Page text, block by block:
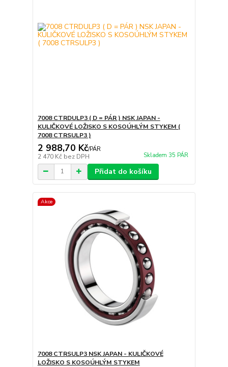
7008 CTRDULP3 ( D = PÁR ) NSK JAPAN -
KULIČKOVÉ LOŽISKO S KOSOÚHLÝM STYKEM (
7008 CTRSULP3 )
2 988,70 Kč/PÁR
2 470 Kč bez DPH Skladem 35 PÁR
Přidat do košíku
Akce
7008 CTRSULP3 NSK JAPAN - KULIČKOVÉ
LOŽISKO S KOSOÚHLÝM STYKEM